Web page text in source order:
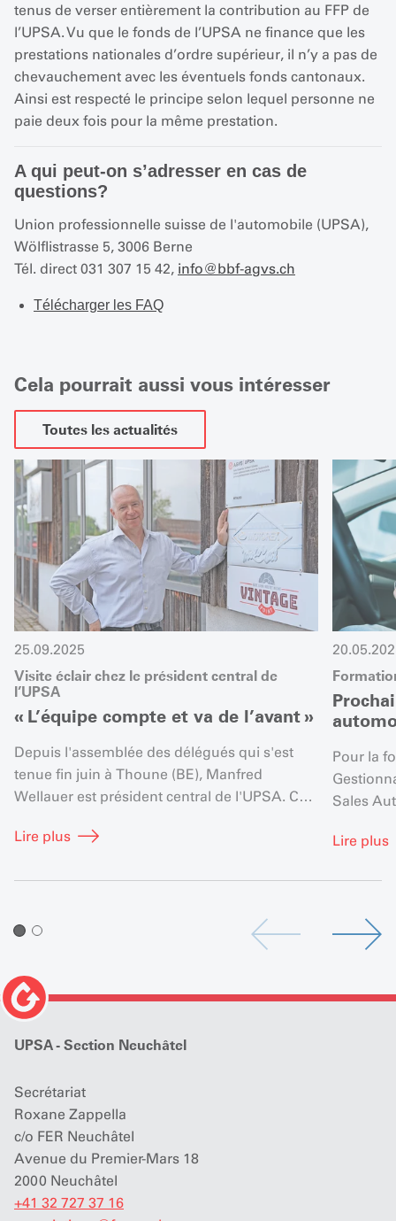
tenus de verser entièrement la contribution au FFP de
l’UPSA. Vu que le fonds de l’UPSA ne finance que les
prestations nationales d’ordre supérieur, il n’y a pas de
chevauchement avec les éventuels fonds cantonaux.
Ainsi est respecté le principe selon lequel personne ne
paie deux fois pour la même prestation.
A qui peut-on s’adresser en cas de
questions?
Union professionnelle suisse de l'automobile (UPSA),
Wölflistrasse 5, 3006 Berne
Tél. direct 031 307 15 42, info@bbf-agvs.ch
Télécharger les FAQ
Cela pourrait aussi vous intéresser
Toutes les actualités
25.09.2025
Visite éclair chez le président central de
l’UPSA
« L’équipe compte et va de l’avant »
Depuis l'assemblée des délégués qui s'est
tenue fin juin à Thoune (BE), Manfred
Wellauer est président central de l'UPSA. Ce
années pour l'association.
Lire plus
Pour la
Sales
Lire plus
UPSA - Section Neuchâtel
Secrétariat
Roxane Zappella
c/o FER Neuchâtel
Avenue du Premier-Mars 18
2000 Neuchâtel
+41 32 727 37 16